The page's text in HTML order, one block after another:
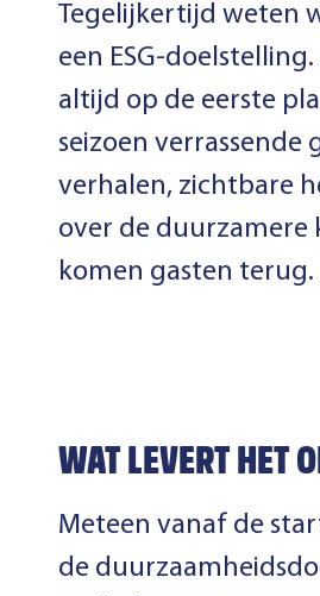
Tegelijkertijd weten
een ESG-
altijd op de eerste
seizoen
verhalen, zichtbare
over de duurzamere
komen gasten
WAT LEVERT HET
Meteen vanaf de
de